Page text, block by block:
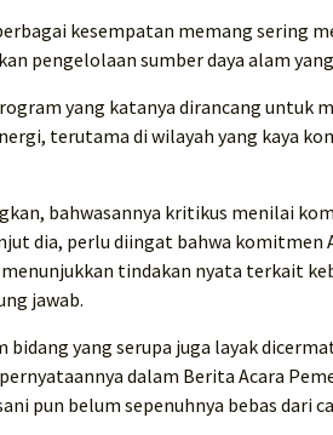
kesempatan memang sering
pengelolaan sumber daya alam
yang katanya dirancang untuk
terutama di wilayah yang kaya
bahwasannya kritikus menilai
dia, perlu diingat bahwa komitmen
tindakan nyata terkait
jawab.
bidang yang serupa juga layak
dalam Berita Acara
pun belum sepenuhnya bebas dari